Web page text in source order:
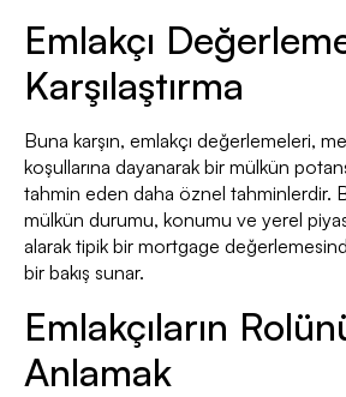
Emlakçı
Karşılaştırma
Buna karşın, emlakçı değerlemeleri,
koşullarına dayanarak bir mülkün
tahmin eden daha öznel tahminlerdir.
mülkün durumu, konumu ve yerel
alarak tipik bir mortgage
bir bakış sunar.
Emlakçıların
Anlamak